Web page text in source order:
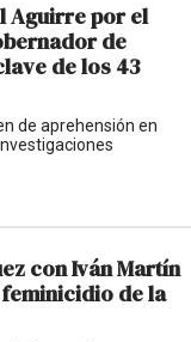
Aguirre por el
de
de los 43
de aprehensión en
con Iván Martín
feminicidio de la